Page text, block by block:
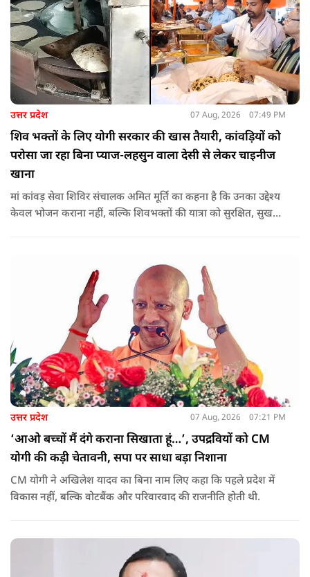
उत्तर प्रदेश 07 Aug, 2026 07:49 PM
शिव भक्तों के लिए योगी सरकार की खास तैयारी, कांवड़ियों को
परोसा जा रहा बिना प्याज-लहसुन वाला देसी से लेकर चाइनीज
खाना
मां कांवड़ सेवा शिविर संचालक अमित मूर्ति का कहना है कि उनका उद्देश्य
केवल भोजन कराना नहीं, बल्कि शिवभक्तों की यात्रा को सुरक्षित, सुखद
उत्तर प्रदेश 07 Aug, 2026 07:21 PM
‘आओ बच्चों मैं दंगे कराना सिखाता हूं…’, उपद्रवियों को CM
योगी की कड़ी चेतावनी, सपा पर साधा बड़ा निशाना
CM योगी ने अखिलेश यादव का बिना नाम लिए कहा कि पहले प्रदेश में
विकास नहीं, बल्कि वोटबैंक और परिवारवाद की राजनीति होती थी.